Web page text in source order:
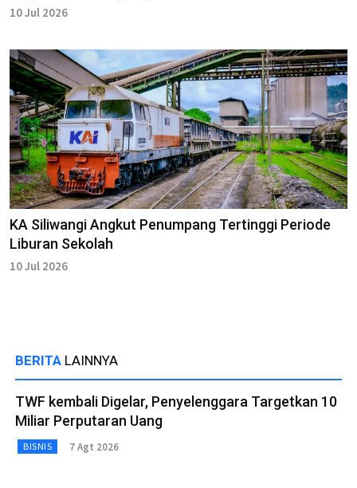
10 Jul 2026
KA Siliwangi Angkut Penumpang Tertinggi Periode
Liburan Sekolah
10 Jul 2026
BERITA LAINNYA
TWF kembali Digelar, Penyelenggara Targetkan 10
Miliar Perputaran Uang
BISNIS 7 Agt 2026